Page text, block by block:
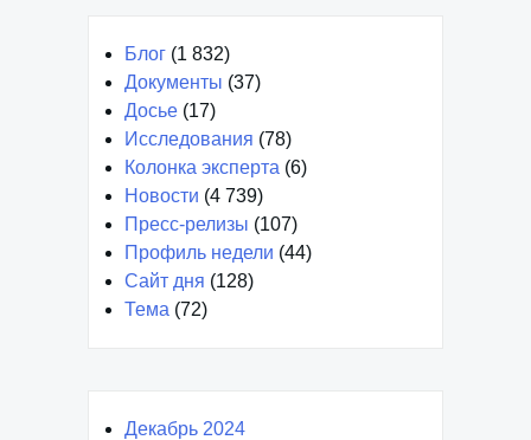
Блог (1 832)
Документы (37)
Досье (17)
Исследования (78)
Колонка эксперта (6)
Новости (4 739)
Пресс-релизы (107)
Профиль недели (44)
Сайт дня (128)
Тема (72)
Декабрь 2024